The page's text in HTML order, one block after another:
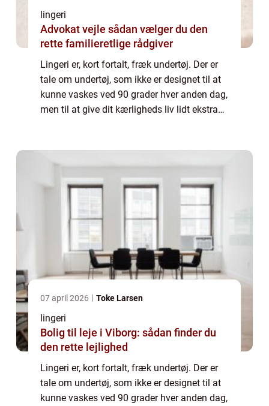
lingeri
Advokat vejle sådan vælger du den
rette familieretlige rådgiver
Lingeri er, kort fortalt, fræk undertøj. Der er
tale om undertøj, som ikke er designet til at
kunne vaskes ved 90 grader hver anden dag,
men til at give dit kærligheds liv lidt ekstra
07 april 2026 Toke Larsen
lingeri
Bolig til leje i Viborg: sådan finder du
den rette lejlighed
Lingeri er, kort fortalt, fræk undertøj. Der er
tale om undertøj, som ikke er designet til at
kunne vaskes ved 90 grader hver anden dag,